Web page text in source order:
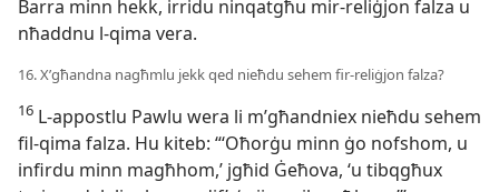
Barra minn hekk, irridu ninqatgħu mir-reliġjon falza u
nħaddnu l-qima vera.
16. X’għandna nagħmlu jekk qed nieħdu sehem fir-reliġjon falza?
16 L-appostlu Pawlu wera li m’għandniex nieħdu sehem
fil-qima falza. Hu kiteb: “‘Oħorġu minn ġo nofshom, u
infirdu minn magħhom,’ jgħid Ġeħova, ‘u tibqgħux